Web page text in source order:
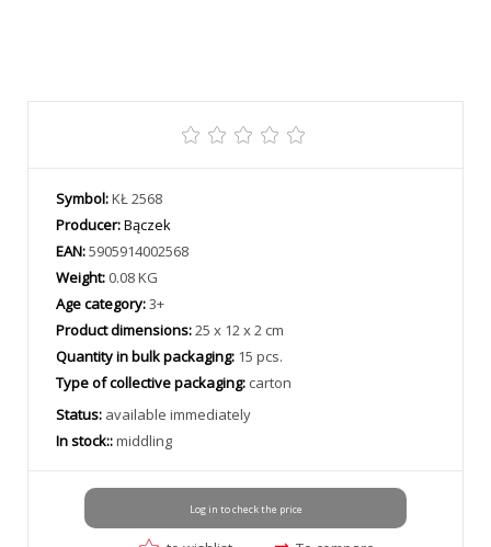
Symbol:KŁ 2568
Producer:Bączek
EAN:5905914002568
Weight: 0.08 KG
Age category:3+
Product dimensions:25 x 12 x 2 cm
Quantity in bulk packaging: 15 pcs.
Type of collective packaging: carton
Status: available immediately
In stock::middling
Log in to check the price